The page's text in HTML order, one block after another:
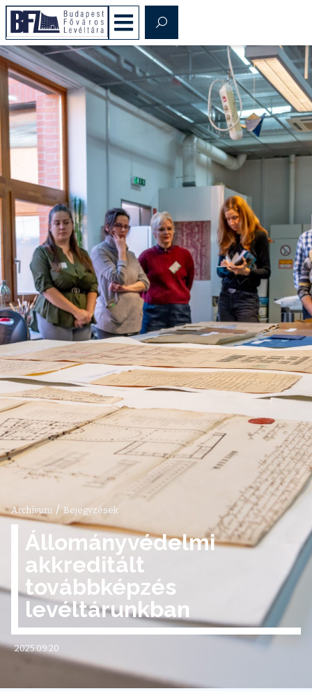
Archívum / Bejegyzések
Állományvédelmi
akkreditált
továbbképzés
levéltárunkban
2025.09.20